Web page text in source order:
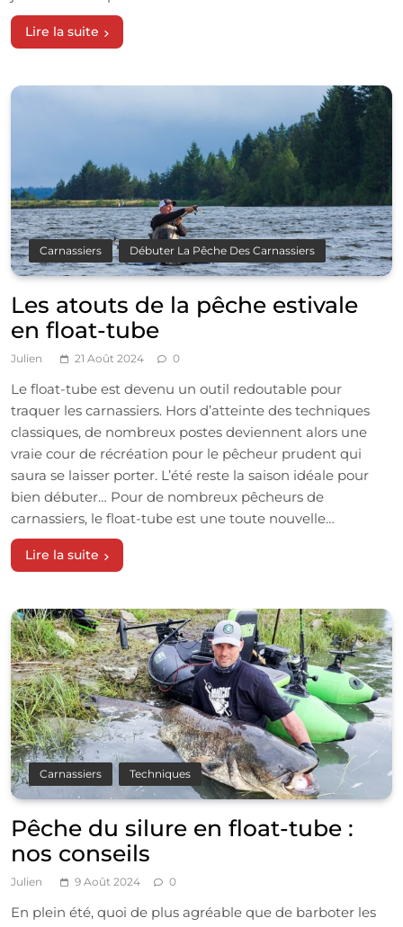
Lire la suite
Carnassiers Débuter La Pêche Des Carnassiers
Les atouts de la pêche estivale
en float-tube
Julien 21 Août 2024 0
Le float-tube est devenu un outil redoutable pour
traquer les carnassiers. Hors d’atteinte des techniques
classiques, de nombreux postes deviennent alors une
vraie cour de récréation pour le pêcheur prudent qui
saura se laisser porter. L’été reste la saison idéale pour
bien débuter… Pour de nombreux pêcheurs de
carnassiers, le float-tube est une toute nouvelle…
Lire la suite
Carnassiers Techniques
Pêche du silure en float-tube :
nos conseils
Julien 9 Août 2024 0
En plein été, quoi de plus agréable que de barboter les